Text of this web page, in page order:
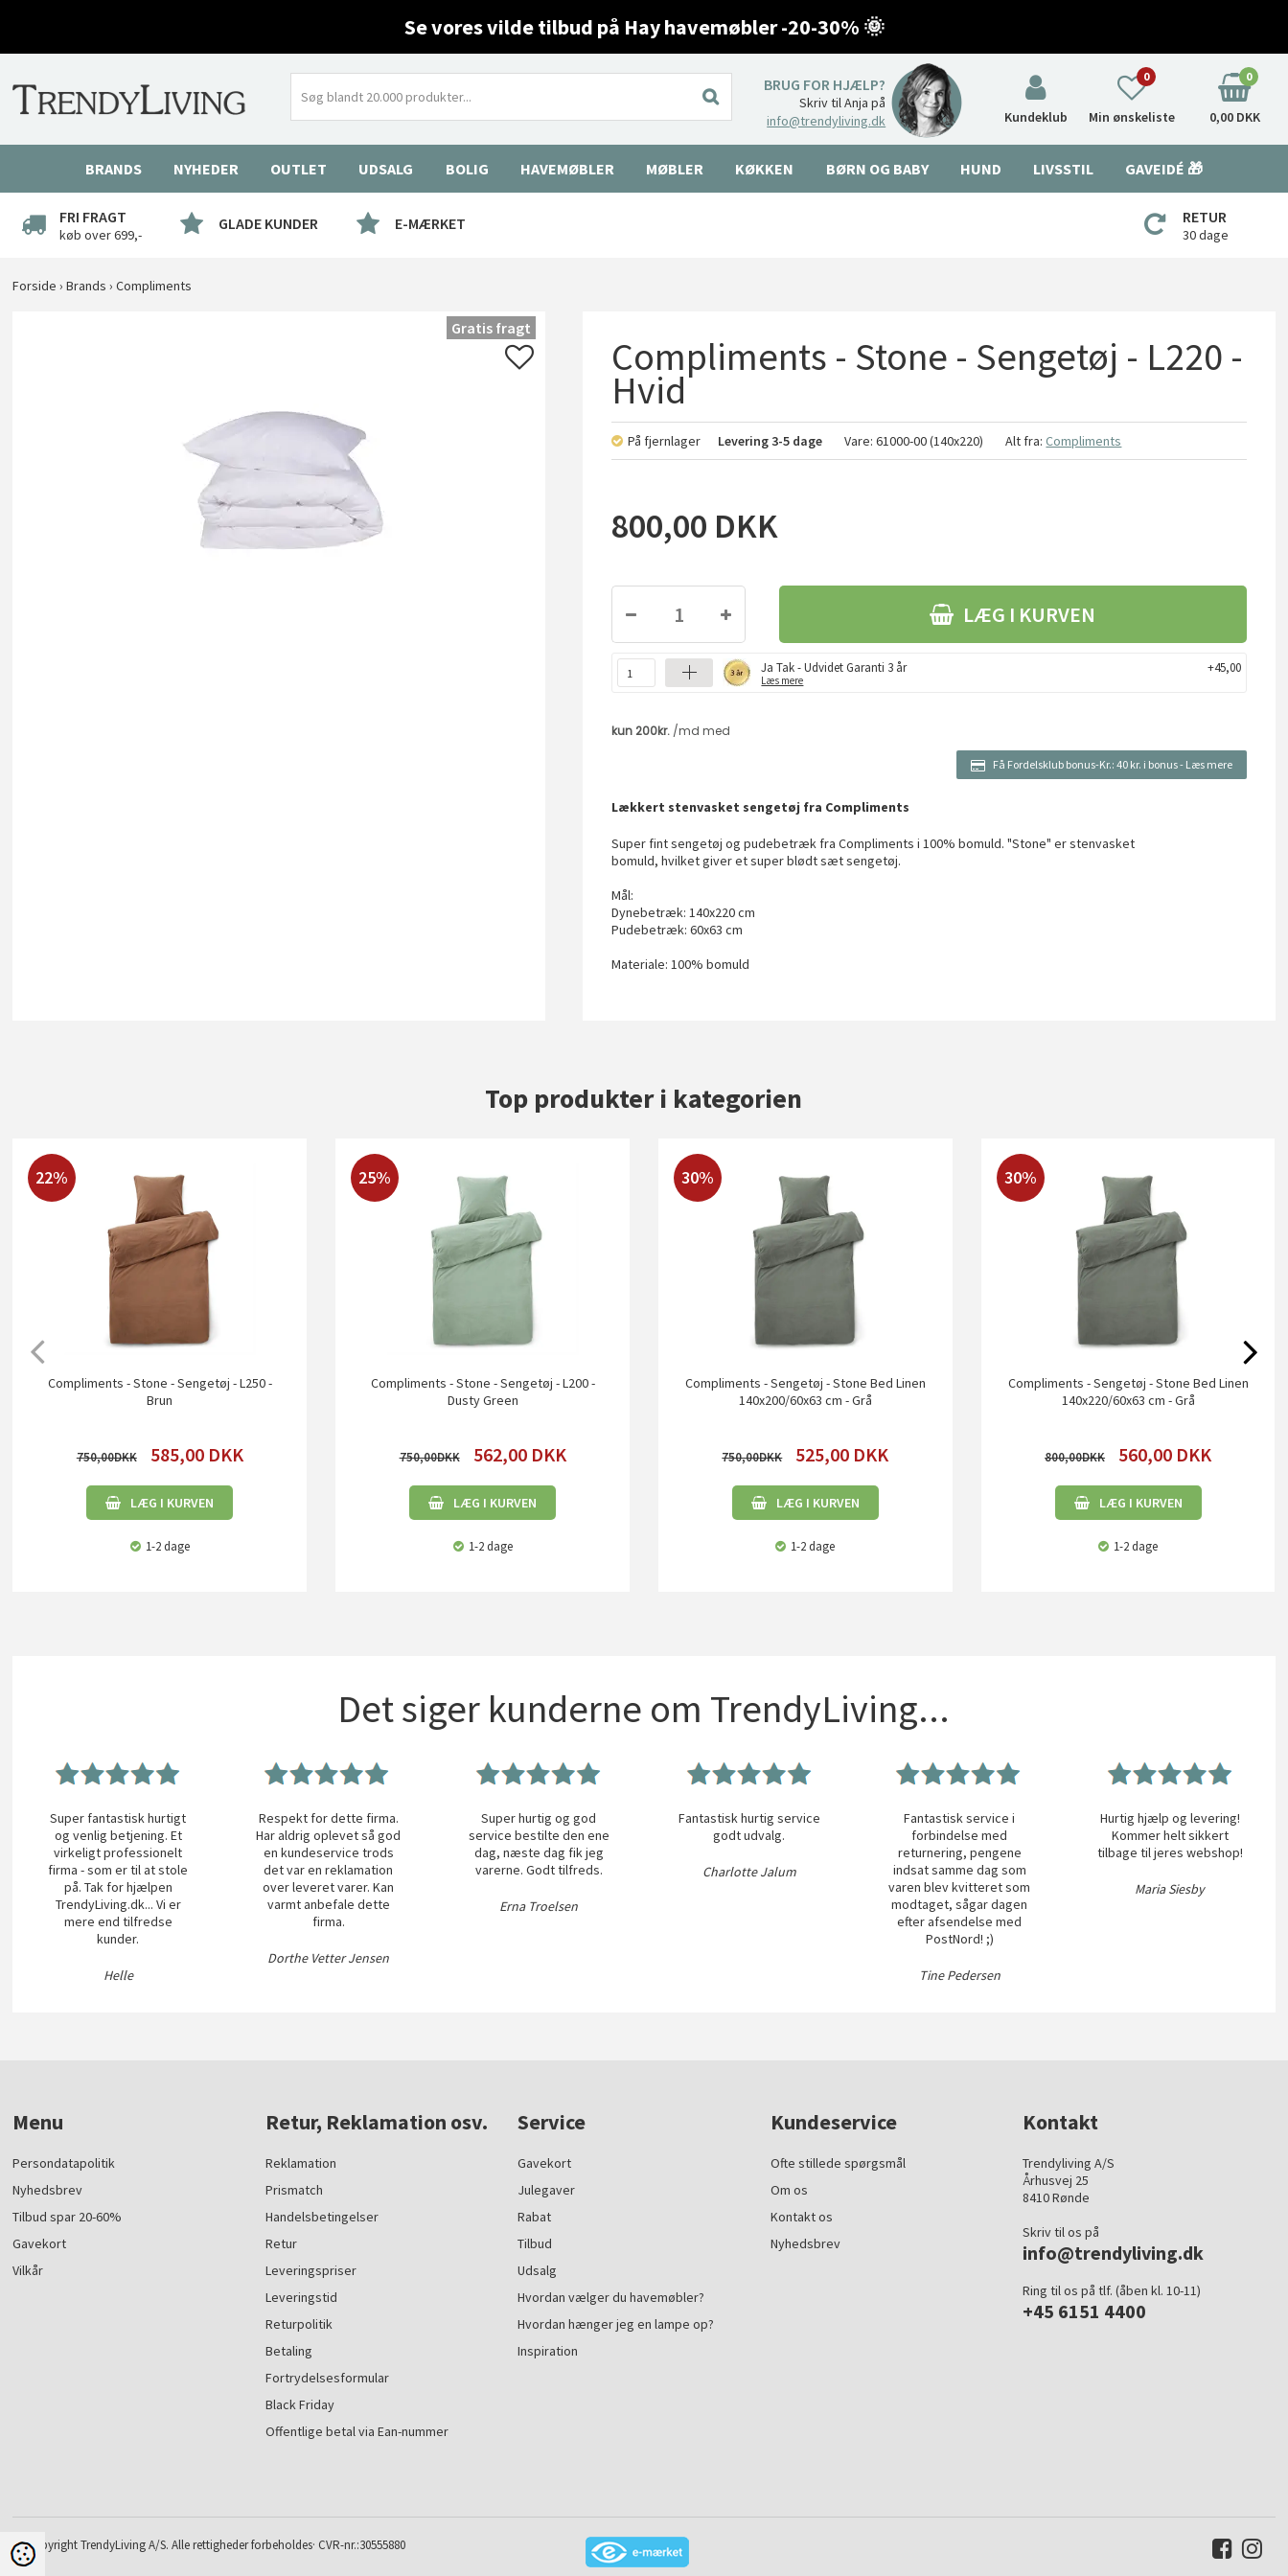
Se vores vilde tilbud på Hay havemøbler -20-30% 🌞
BRUG FOR HJÆLP?
Skriv til Anja på
info@trendyliving.dk
Kundeklub Min ønskeliste
0 0
0,00 DKK
BRANDS NYHEDER OUTLET UDSALG BOLIG HAVEMØBLER MØBLER KØKKEN BØRN OG BABY HUND LIVSSTIL GAVEIDÉ 🎁
FRI FRAGT
køb over 699,-
GLADE KUNDER E-MÆRKET RETUR
30 dage
Forside ›Brands ›Compliments
Gratis fragt
Compliments - Stone - Sengetøj - L220 -
Hvid
På fjernlager Levering3-5 dage Vare:61000-00 (140x220) Alt fra:Compliments
800,00 DKK
LÆG I KURVEN
Ja Tak - Udvidet Garanti 3 år
Læs mere
+45,00
Få Fordelsklub bonus-Kr.: 40 kr. i bonus- Læs mere
Lækkert stenvasket sengetøj fra Compliments
Super fint sengetøj og pudebetræk fra Compliments i 100% bomuld. "Stone" er stenvasket
bomuld, hvilket giver et super blødt sæt sengetøj.
Mål:
Dynebetræk: 140x220 cm
Pudebetræk: 60x63 cm
Materiale: 100% bomuld
Top produkter i kategorien
22%
Compliments - Stone - Sengetøj - L250 -
Brun
750,00 585,00 DKK
LÆG I KURVEN
1-2 dage
25%
Compliments - Stone - Sengetøj - L200 -
Dusty Green
750,00 562,00 DKK
LÆG I KURVEN
1-2 dage
30%
Compliments - Sengetøj - Stone Bed Linen
140x200/60x63 cm - Grå
750,00 525,00 DKK
LÆG I KURVEN
1-2 dage
30%
Compliments - Sengetøj - Stone Bed Linen
140x220/60x63 cm - Grå
800,00 560,00 DKK
LÆG I KURVEN
1-2 dage
Det siger kunderne om TrendyLiving...
Super fantastisk hurtigt
og venlig betjening. Et
virkeligt professionelt
firma - som er til at stole
på. Tak for hjælpen
TrendyLiving.dk... Vi er
mere end tilfredse
kunder.
Helle
Respekt for dette firma.
Har aldrig oplevet så god
en kundeservice trods
det var en reklamation
over leveret varer. Kan
varmt anbefale dette
firma.
Dorthe Vetter Jensen
Super hurtig og god
service bestilte den ene
dag, næste dag fik jeg
varerne. Godt tilfreds.
Erna Troelsen
Fantastisk hurtig service
godt udvalg.
Charlotte Jalum
Fantastisk service i
forbindelse med
returnering, pengene
indsat samme dag som
varen blev kvitteret som
modtaget, sågar dagen
efter afsendelse med
PostNord! ;)
Tine Pedersen
Hurtig hjælp og levering!
Kommer helt sikkert
tilbage til jeres webshop!
Maria Siesby
Menu
Persondatapolitik
Nyhedsbrev
Tilbud spar 20-60%
Gavekort
Vilkår
Retur, Reklamation osv.
Reklamation
Prismatch
Handelsbetingelser
Retur
Leveringspriser
Leveringstid
Returpolitik
Betaling
Fortrydelsesformular
Black Friday
Offentlige betal via Ean-nummer
Service
Gavekort
Julegaver
Rabat
Tilbud
Udsalg
Hvordan vælger du havemøbler?
Hvordan hænger jeg en lampe op?
Inspiration
Kundeservice
Ofte stillede spørgsmål
Om os
Kontakt os
Nyhedsbrev
Kontakt
Trendyliving A/S
Århusvej 25
8410 Rønde
Skriv til os på
info@trendyliving.dk
Ring til os på tlf. (åben kl. 10-11)
+45 6151 4400
© Copyright TrendyLiving A/S. Alle rettigheder forbeholdes· CVR-nr.:30555880